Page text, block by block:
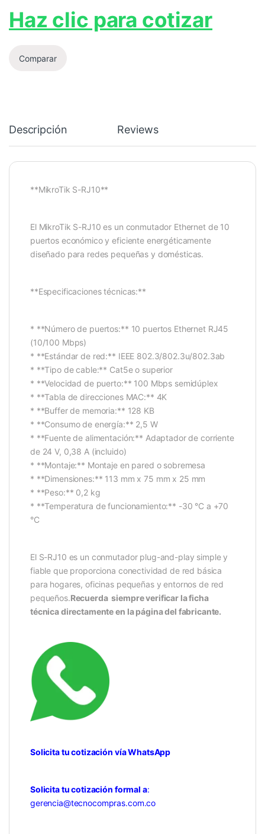
Haz clic para cotizar
Comparar
Descripción Reviews
**MikroTik S-RJ10**
El MikroTik S-RJ10 es un conmutador Ethernet de 10
puertos económico y eficiente energéticamente
diseñado para redes pequeñas y domésticas.
**Especificaciones técnicas:**
* **Número de puertos:** 10 puertos Ethernet RJ45
(10/100 Mbps)
* **Estándar de red:** IEEE 802.3/802.3u/802.3ab
* **Tipo de cable:** Cat5e o superior
* **Velocidad de puerto:** 100 Mbps semidúplex
* **Tabla de direcciones MAC:** 4K
* **Buffer de memoria:** 128 KB
* **Consumo de energía:** 2,5 W
* **Fuente de alimentación:** Adaptador de corriente
de 24 V, 0,38 A (incluido)
* **Montaje:** Montaje en pared o sobremesa
* **Dimensiones:** 113 mm x 75 mm x 25 mm
* **Peso:** 0,2 kg
* **Temperatura de funcionamiento:** -30 °C a +70
°C
El S-RJ10 es un conmutador plug-and-play simple y
fiable que proporciona conectividad de red básica
para hogares, oficinas pequeñas y entornos de red
pequeños.Recuerda siempre verificar la ficha
técnica directamente en la página del fabricante.
Solicita tu cotización vía WhatsApp
Solicita tu cotización formal a:
gerencia@tecnocompras.com.co